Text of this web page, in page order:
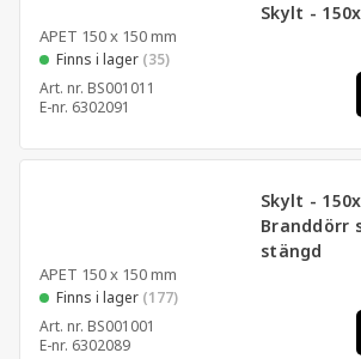
Skylt -
APET 150 x 150 mm
Finns i lager (35)
Art. nr. BS001011
E-nr. 6302091
Skylt -
Branddörr
stängd
APET 150 x 150 mm
Finns i lager (177)
Art. nr. BS001001
E-nr. 6302089